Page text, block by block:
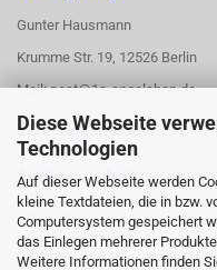
Diese Webseite
Technologien
Auf dieser Webseite werden
kleine Textdateien, die in bzw.
Computersystem gespeichert
das Einlegen mehrerer
Weitere Informationen finden
Gunter Hausmann
Krumme Str. 19, 12526 Berlin
Mail: post@1a-angelshop.de
1A-Angelshop-
Ladengeschäft::
Regattastr. 66
12527 Berlin